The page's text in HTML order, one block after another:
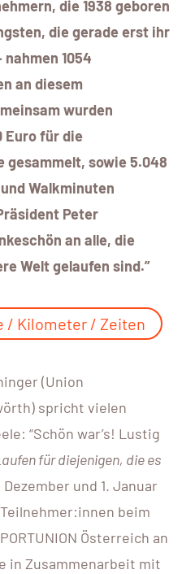
die 1938 geboren
die gerade erst ihr
1054
an diesem
wurden
Euro für die
gesammelt, sowie 5.048
Walkminuten
Peter
an alle, die
Welt gelaufen sind.”
/ Kilometer / Zeiten
(Union
spricht vielen
“Schön war’s! Lustig
für diejenigen, die es
und 1. Januar
beim
Österreich an
in Zusammenarbeit mit